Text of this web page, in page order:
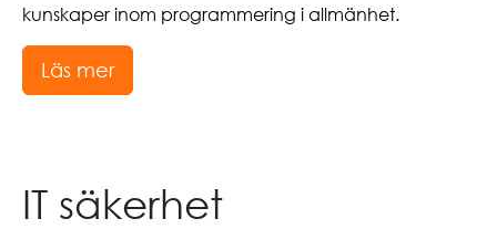
kunskaper inom programmering i allmänhet.
Läs mer
IT säkerhet